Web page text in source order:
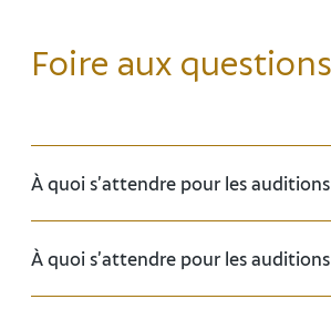
Foire aux questions
À quoi s’attendre pour les
À quoi s’attendre pour les